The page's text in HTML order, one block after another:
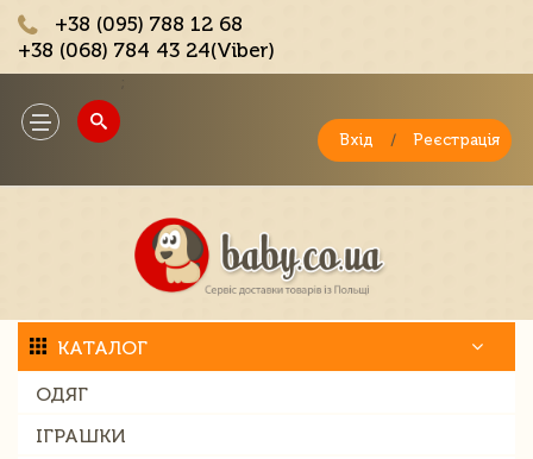
+38 (095) 788 12 68
+38 (068) 784 43 24(Viber)
Toggle
navigation
Вхід / Реєстрація
КАТАЛОГ
ОДЯГ
ІГРАШКИ